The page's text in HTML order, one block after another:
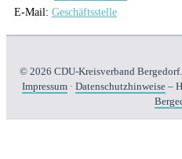
E-Mail: Geschäftsstelle
© 2026 CDU-Kreisverband
Impressum· Datenschutzhinweise–